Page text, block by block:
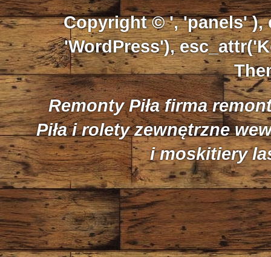
Copyright © ', 'panels' ),
'WordPress'),
Remonty Piła firma
Piła i rolety zewnętrzne
i moskitiery